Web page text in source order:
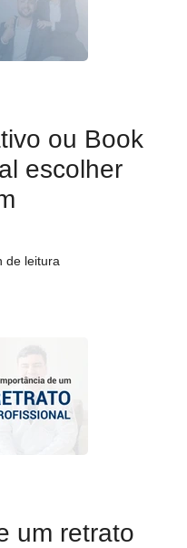
ou Book
escolher
de leitura
um retrato